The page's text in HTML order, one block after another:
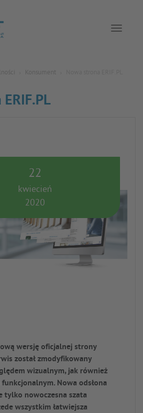
Konsument
22
kwiecień
2020
wersję oficjalnej strony
został zmodyfikowany
wizualnym, jak również
Nowa odsłona
tylko nowoczesna szata
wszystkim łatwiejsza